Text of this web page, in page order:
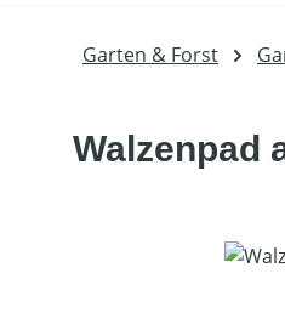
Garten & Forst
Walzenpad
Bildergalerie